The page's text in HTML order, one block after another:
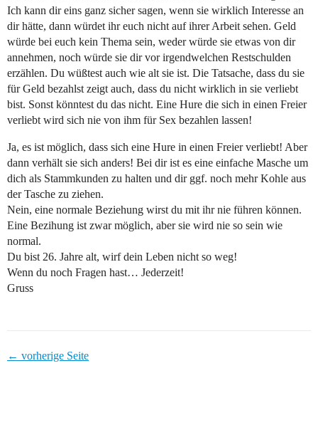
Ich kann dir eins ganz sicher sagen, wenn sie wirklich Interesse an
dir hätte, dann würdet ihr euch nicht auf ihrer Arbeit sehen. Geld
würde bei euch kein Thema sein, weder würde sie etwas von dir
annehmen, noch würde sie dir vor irgendwelchen Restschulden
erzählen. Du wüßtest auch wie alt sie ist. Die Tatsache, dass du sie
für Geld bezahlst zeigt auch, dass du nicht wirklich in sie verliebt
bist. Sonst könntest du das nicht. Eine Hure die sich in einen Freier
verliebt wird sich nie von ihm für Sex bezahlen lassen!
Ja, es ist möglich, dass sich eine Hure in einen Freier verliebt! Aber
dann verhält sie sich anders! Bei dir ist es eine einfache Masche um
dich als Stammkunden zu halten und dir ggf. noch mehr Kohle aus
der Tasche zu ziehen.
Nein, eine normale Beziehung wirst du mit ihr nie führen können.
Eine Bezihung ist zwar möglich, aber sie wird nie so sein wie
normal.
Du bist 26. Jahre alt, wirf dein Leben nicht so weg!
Wenn du noch Fragen hast… Jederzeit!
Gruss
← vorherige Seite